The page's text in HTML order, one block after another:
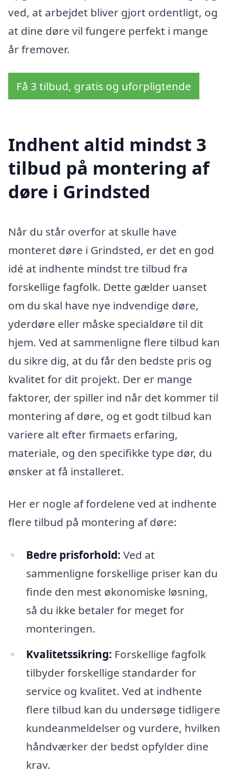
ved, at arbejdet bliver gjort ordentligt, og
at dine døre vil fungere perfekt i mange
år fremover.
Få 3 tilbud, gratis og uforpligtende
Indhent altid mindst 3
tilbud på montering af
døre i Grindsted
Når du står overfor at skulle have
monteret døre i Grindsted, er det en god
idé at indhente mindst tre tilbud fra
forskellige fagfolk. Dette gælder uanset
om du skal have nye indvendige døre,
yderdøre eller måske specialdøre til dit
hjem. Ved at sammenligne flere tilbud kan
du sikre dig, at du får den bedste pris og
kvalitet for dit projekt. Der er mange
faktorer, der spiller ind når det kommer til
montering af døre, og et godt tilbud kan
variere alt efter firmaets erfaring,
materiale, og den specifikke type dør, du
ønsker at få installeret.
Her er nogle af fordelene ved at indhente
flere tilbud på montering af døre:
Bedre prisforhold: Ved at
sammenligne forskellige priser kan du
finde den mest økonomiske løsning,
så du ikke betaler for meget for
monteringen.
Kvalitetssikring: Forskellige fagfolk
tilbyder forskellige standarder for
service og kvalitet. Ved at indhente
flere tilbud kan du undersøge tidligere
kundeanmeldelser og vurdere, hvilken
håndværker der bedst opfylder dine
krav.